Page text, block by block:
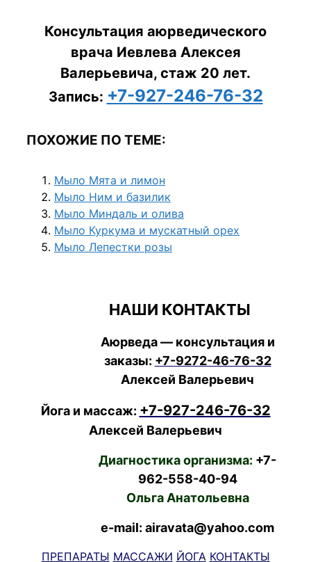
Консультация аюрведического
врача Иевлева Алексея
Валерьевича, стаж 20 лет.
Запись: +7-927-246-76-32
ПОХОЖИЕ ПО ТЕМЕ:
Мыло Мята и лимон
Мыло Ним и базилик
Мыло Миндаль и олива
Мыло Куркума и мускатный орех
Мыло Лепестки розы
НАШИ КОНТАКТЫ
Аюрведа — консультация и
заказы: +7-9272-46-76-32
Алексей Валерьевич
Йога и массаж: +7-927-246-76-32
Алексей Валерьевич
Диагностика организма: +7-
962-558-40-94
Ольга Анатольевна
e-mail: airavata@yahoo.com
ПРЕПАРАТЫ МАССАЖИ ЙОГА КОНТАКТЫ